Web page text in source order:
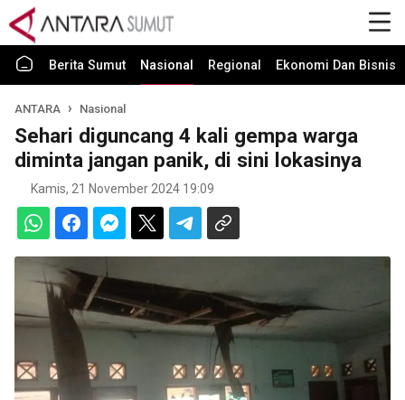
Berita Sumut Nasional Regional Ekonomi Dan Bisnis
ANTARA Nasional
Sehari diguncang 4 kali gempa warga
diminta jangan panik, di sini lokasinya
Kamis, 21 November 2024 19:09